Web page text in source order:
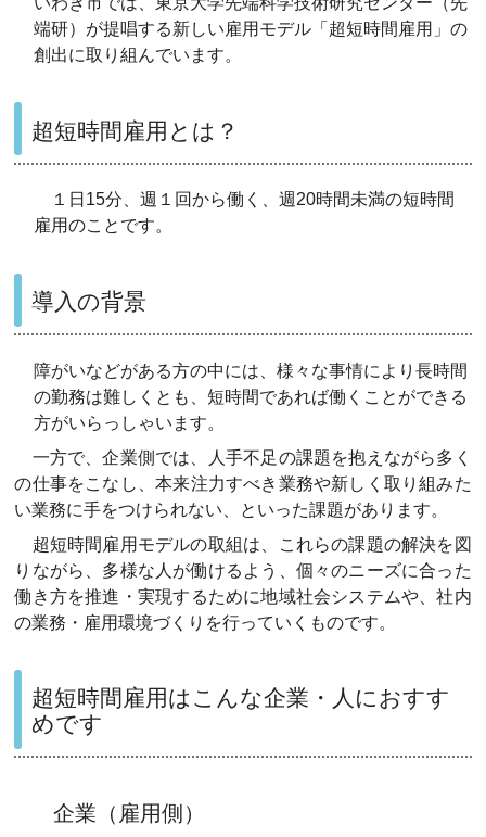
端研）が提唱する新しい雇用モデル「超短時間雇用」の
創出に取り組んでいます。
超短時間雇用とは？
１日15分、週１回から働く、週20時間未満の短時間
雇用のことです。
導入の背景
障がいなどがある方の中には、様々な事情により長時間
の勤務は難しくとも、短時間であれば働くことができる
方がいらっしゃいます。
一方で、企業側では、人手不足の課題を抱えながら多く
の仕事をこなし、本来注力すべき業務や新しく取り組みた
い業務に手をつけられない、といった課題があります。
超短時間雇用モデルの取組は、これらの課題の解決を図
りながら
、多様な人が働けるよう、個々のニーズに合った
働き方を推進 ・ 実現するために地域社会システムや、社内
の業務・雇用環境づくりを行っていくものです。
超短時間雇用はこんな企業・人におすす
めです
企業（雇用側）